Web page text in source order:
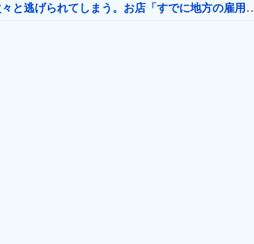
日本のお店、時給1500円でもミャンマー人に次々